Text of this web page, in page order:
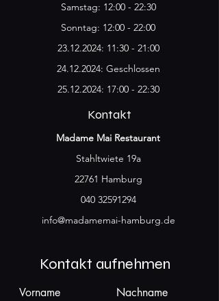
​Samstag: 12:00 - 22:30​
Sonntag: 12:00 - 22:00
​23.12.2024: 11:30 - 21:00
24.12.2024: Geschlossen
25.12.2024: 17:00 - 22:30
Kontakt
Madame Mai Restaurant
Stahltwiete 19a
22761 Hamburg
040 32591294
info@madamemai-hamburg.de
Kontakt aufnehmen
Vorname Nachname